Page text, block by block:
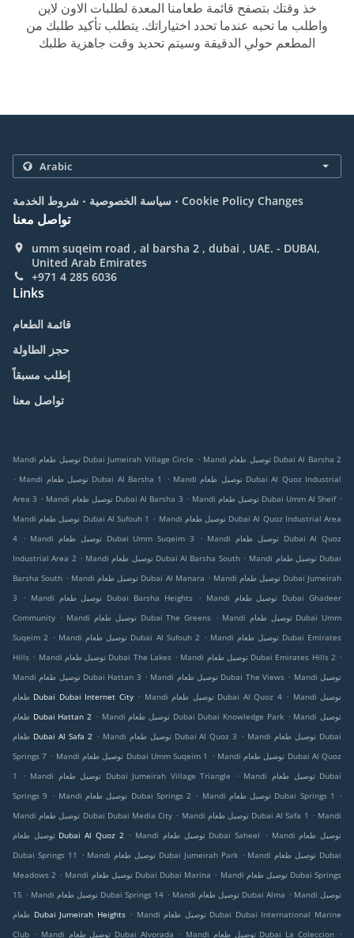
خذ وقتك بتصفح قائمة طعامنا المعدة لطلبات الاون لاين
واطلب ما تحبه عندما تحدد اختياراتك. يتطلب تأكيد طلبك من
المطعم حولي الدقيقة وسيتم تحديد وقت جاهزية طلبك
سياسة الخصوصية . شروط الخدمة . Cookie Policy Changes
تواصل معنا
umm suqeim road , al barsha 2 , dubai , UAE. - DUBAI,
United Arab Emirates
+971 4 285 6036
Links
قائمة الطعام
حجز الطاولة
إطلب مسبقاً
تواصل معنا
Mandi توصيل طعام Dubai Jumeirah Village Circle .
Mandi توصيل طعام Dubai Al Barsha 2
.
Mandi توصيل طعام Dubai Al Barsha 1 . Mandi توصيل طعام Dubai Al Quoz Industrial
Area 3 . Mandi توصيل طعام Dubai Al Barsha 3 . Mandi توصيل طعام Dubai Umm Al Sheif .
Mandi توصيل طعام Dubai Al Sufouh 1 . Mandi توصيل طعام Dubai Al Quoz Industrial Area
4
. Mandi توصيل طعام Dubai Umm Suqeim 3 . Mandi توصيل طعام Dubai Al Quoz
Industrial Area 2 . Mandi توصيل طعام Dubai Al Barsha South . Mandi توصيل طعام Dubai
Barsha South . Mandi توصيل طعام Dubai Al Manara . Mandi توصيل طعام Dubai Jumeirah
3
. Mandi توصيل طعام Dubai Barsha Heights . Mandi توصيل طعام Dubai Ghadeer
Community . Mandi توصيل طعام Dubai The Greens . Mandi توصيل طعام Dubai Umm
Suqeim 2 . Mandi توصيل طعام Dubai Al Sufouh 2 . Mandi توصيل طعام Dubai Emirates
Hills . Mandi توصيل طعام Dubai The Lakes . Mandi توصيل طعام Dubai Emirates Hills 2 .
Mandi توصيل طعام Dubai Hattan 3 . Mandi توصيل طعام Dubai The Views . Mandi توصيل
طعام Dubai Dubai Internet City . Mandi توصيل طعام Dubai Al Quoz 4 . Mandi توصيل
طعام Dubai Hattan 2 . Mandi توصيل طعام Dubai Dubai Knowledge Park . Mandi توصيل
طعام Dubai Al Safa 2 . Mandi توصيل طعام Dubai Al Quoz 3 . Mandi توصيل طعام Dubai
Springs 7 . Mandi توصيل طعام Dubai Umm Suqeim 1 . Mandi توصيل طعام Dubai Al Quoz
1
. Mandi توصيل طعام Dubai Jumeirah Village Triangle . Mandi توصيل طعام Dubai
Springs 9
. Mandi توصيل طعام Dubai Springs 2 . Mandi توصيل طعام Dubai Springs 1
.
Mandi توصيل طعام Dubai Dubai Media City . Mandi توصيل طعام Dubai Al Safa 1 . Mandi
توصيل طعام Dubai Al Quoz 2 . Mandi توصيل طعام Dubai Saheel . Mandi توصيل طعام
Dubai Springs 11
. Mandi توصيل طعام Dubai Jumeirah Park . Mandi توصيل طعام Dubai
Meadows 2 . Mandi توصيل طعام Dubai Dubai Marina . Mandi توصيل طعام Dubai Springs
15 . Mandi توصيل طعام Dubai Springs 14 . Mandi توصيل طعام Dubai Alma . Mandi توصيل
طعام Dubai Jumeirah Heights . Mandi توصيل طعام Dubai Dubai International Marine
Club . Mandi توصيل طعام Dubai Alvorada . Mandi توصيل طعام Dubai La Coleccion .